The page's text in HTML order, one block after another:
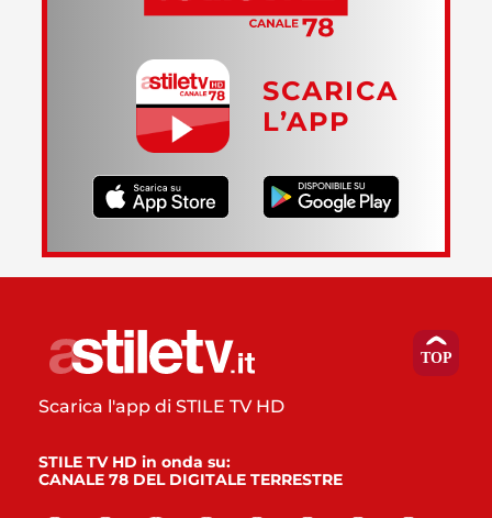
SCARICA
L’APP
Scarica l'app di STILE TV HD
STILE TV HD in onda su:
CANALE 78 DEL DIGITALE TERRESTRE